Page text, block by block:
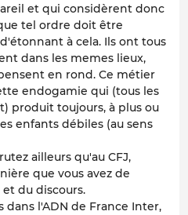
et qui considèrent donc
tel ordre doit être
à cela. Ils ont tous
dans les memes lieux,
en rond. Ce métier
endogamie qui (tous les
produit toujours, à plus ou
enfants débiles (au sens
ailleurs qu'au CFJ,
que vous avez de
du discours.
dans l'ADN de France Inter,